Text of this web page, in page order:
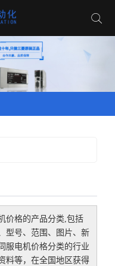
价格的产品分类,包括
型号、范围、图片、新
服电机价格分类的行业
料等，在全国地区获得